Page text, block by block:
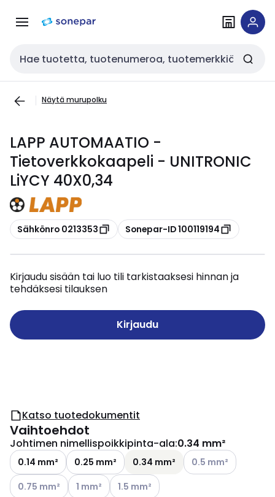
navigointiinsisältöön
Haku
Näytä murupolku
LAPP AUTOMAATIO -
Tietoverkkokaapeli - UNITRONIC
LiYCY 40X0,34
Kopioi
Sähkönro 0213353 Kopioi
Sonepar-ID 100119194
Kirjaudu sisään tai luo tili tarkistaaksesi hinnan ja
tehdäksesi tilauksen
Kirjaudu
Katso tuotedokumentit
Vaihtoehdot
Johtimen nimellispoikkipinta-ala:0.34 mm²
0.14 mm² 0.25 mm² 0.34 mm² Katso käytettävissä
0.5 mm²
Katso käytettävissä olevat vaihtoehdot
0.75 mm² Katso käytettävissä olevat vaihtoehdot
1 mm² Katso käytettävissä olevat
1.5 mm²